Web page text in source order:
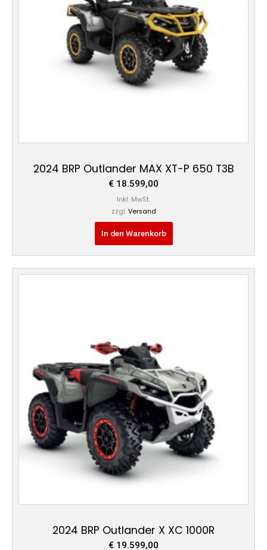
2024 BRP Outlander MAX XT-P 650 T3B
€ 18.599,00
Inkl. MwSt.
zzgl. Versand
In den Warenkorb
2024 BRP Outlander X XC 1000R
€ 19.599,00